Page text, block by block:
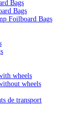
Bags
Bags
Foilboard Bags
wheels
wheels
de transport